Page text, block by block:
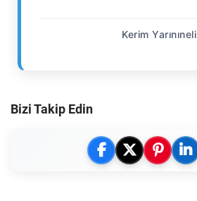
Kerim Yarınıneli
Bizi Takip Edin